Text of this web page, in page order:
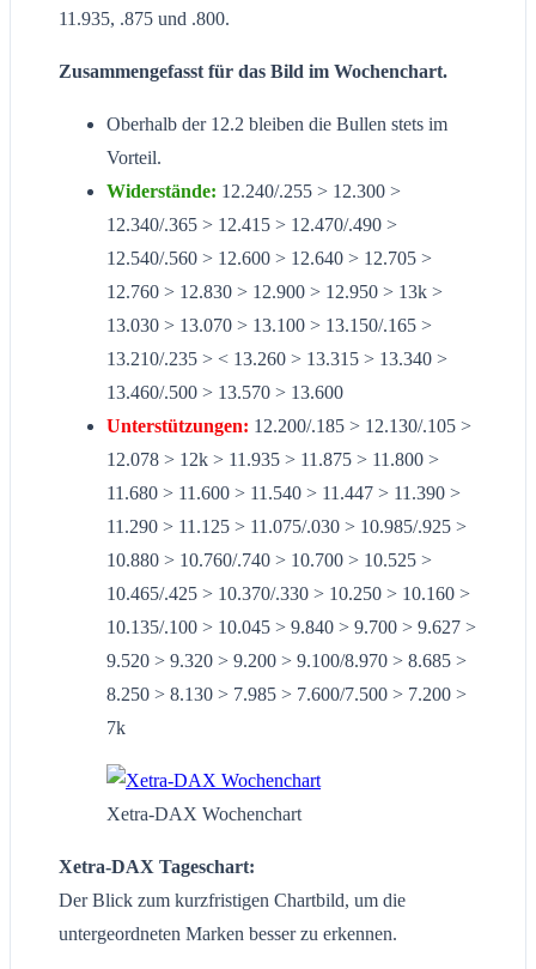
11.935, .875 und .800.
Zusammengefasst für das Bild im Wochenchart.
Oberhalb der 12.2 bleiben die Bullen stets im
Vorteil.
Widerstände: 12.240/.255 > 12.300 >
12.340/.365 > 12.415 > 12.470/.490 >
12.540/.560 > 12.600 > 12.640 > 12.705 >
12.760 > 12.830 > 12.900 > 12.950 > 13k >
13.030 > 13.070 > 13.100 > 13.150/.165 >
13.210/.235 > < 13.260 > 13.315 > 13.340 >
13.460/.500 > 13.570 > 13.600
Unterstützungen: 12.200/.185 > 12.130/.105 >
12.078 > 12k > 11.935 > 11.875 > 11.800 >
11.680 > 11.600 > 11.540 > 11.447 > 11.390 >
11.290 > 11.125 > 11.075/.030 > 10.985/.925 >
10.880 > 10.760/.740 > 10.700 > 10.525 >
10.465/.425 > 10.370/.330 > 10.250 > 10.160 >
10.135/.100 > 10.045 > 9.840 > 9.700 > 9.627 >
9.520 > 9.320 > 9.200 > 9.100/8.970 > 8.685 >
8.250 > 8.130 > 7.985 > 7.600/7.500 > 7.200 >
7k
Xetra-DAX Wochenchart
Xetra-DAX Tageschart:
Der Blick zum kurzfristigen Chartbild, um die
untergeordneten Marken besser zu erkennen.